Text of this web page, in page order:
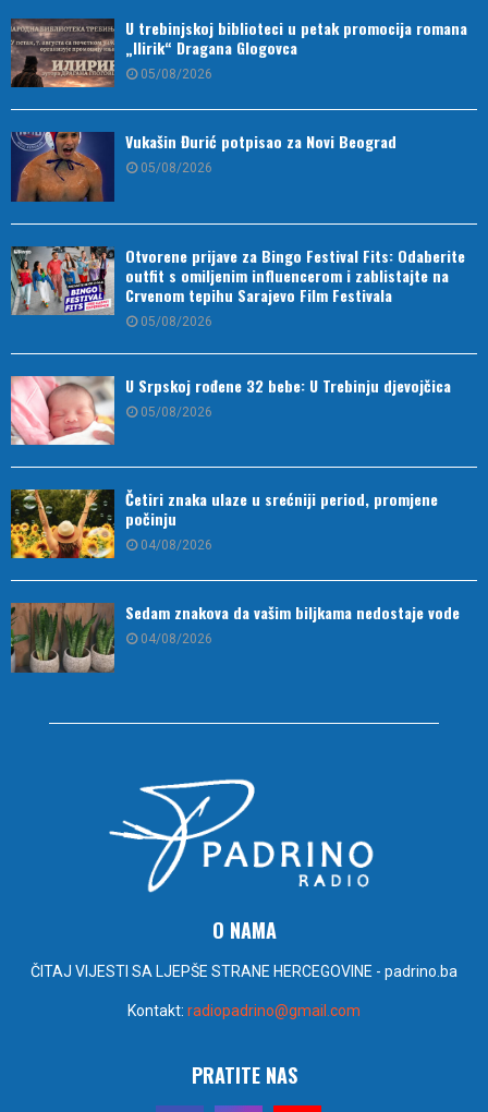
U trebinjskoj biblioteci u petak promocija romana
„Ilirik“ Dragana Glogovca
05/08/2026
Vukašin Đurić potpisao za Novi Beograd
05/08/2026
Otvorene prijave za Bingo Festival Fits: Odaberite
outfit s omiljenim influencerom i zablistajte na
Crvenom tepihu Sarajevo Film Festivala
05/08/2026
U Srpskoj rođene 32 bebe: U Trebinju djevojčica
05/08/2026
Četiri znaka ulaze u srećniji period, promjene
počinju
04/08/2026
Sedam znakova da vašim biljkama nedostaje vode
04/08/2026
O NAMA
ČITAJ VIJESTI SA LJEPŠE STRANE HERCEGOVINE - padrino.ba
Kontakt: radiopadrino@gmail.com
PRATITE NAS